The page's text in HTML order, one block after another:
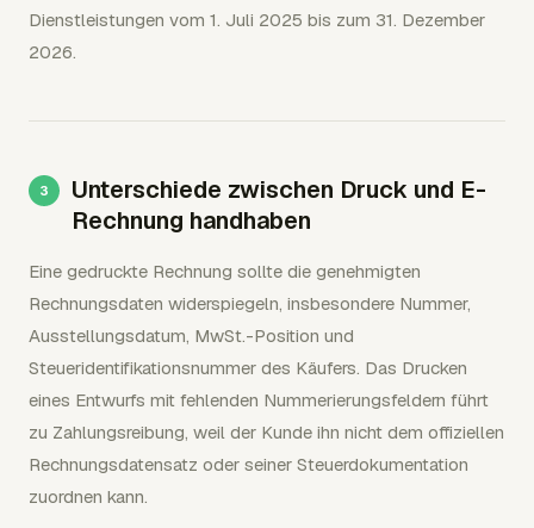
Dienstleistungen vom 1. Juli 2025 bis zum 31. Dezember
2026.
Unterschiede zwischen Druck und E-
Rechnung handhaben
Eine gedruckte Rechnung sollte die genehmigten
Rechnungsdaten widerspiegeln, insbesondere Nummer,
Ausstellungsdatum, MwSt.-Position und
Steueridentifikationsnummer des Käufers. Das Drucken
eines Entwurfs mit fehlenden Nummerierungsfeldern führt
zu Zahlungsreibung, weil der Kunde ihn nicht dem offiziellen
Rechnungsdatensatz oder seiner Steuerdokumentation
zuordnen kann.